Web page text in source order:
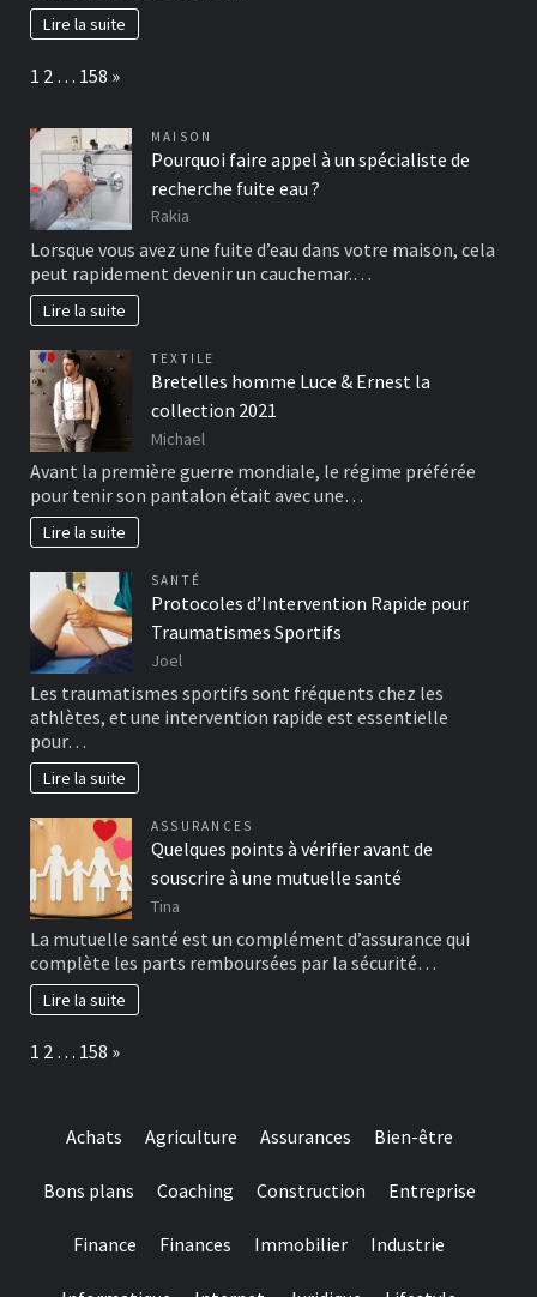
Lire la suite
Page:
1 2 … 158 Next
»
MAISON
Pourquoi faire appel à un spécialiste de
recherche fuite eau ?
Rakia
Lorsque vous avez une fuite d’eau dans votre maison, cela
peut rapidement devenir un cauchemar.…
Lire la suite
TEXTILE
Bretelles homme Luce & Ernest la
collection 2021
Michael
Avant la première guerre mondiale, le régime préférée
pour tenir son pantalon était avec une…
Lire la suite
SANTÉ
Protocoles d’Intervention Rapide pour
Traumatismes Sportifs
Joel
Les traumatismes sportifs sont fréquents chez les
athlètes, et une intervention rapide est essentielle
pour…
Lire la suite
ASSURANCES
Quelques points à vérifier avant de
souscrire à une mutuelle santé
Tina
La mutuelle santé est un complément d’assurance qui
complète les parts remboursées par la sécurité…
Lire la suite
Page:
1 2 … 158 Next
»
Achats Agriculture Assurances Bien-être
Bons plans Coaching Construction Entreprise
Finance Finances Immobilier Industrie